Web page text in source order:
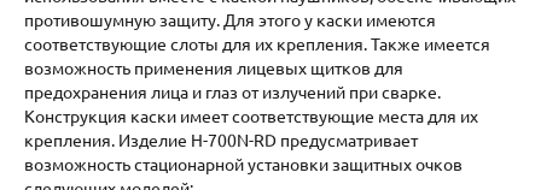
противошумную защиту. Для этого у каски имеются
соответствующие слоты для их крепления. Также имеется
возможность применения лицевых щитков для
предохранения лица и глаз от излучений при сварке.
Конструкция каски имеет соответствующие места для их
крепления. Изделие H-700N-RD предусматривает
возможность стационарной установки защитных очков